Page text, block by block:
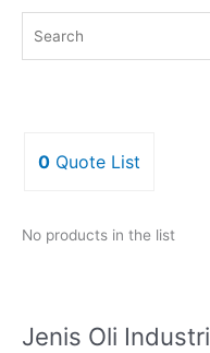
0 Quote List
No products in the list
Jenis Oli Industri